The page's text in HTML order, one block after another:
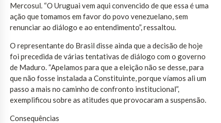
Mercosul. “O Uruguai vem aqui convencido de que essa é uma
ação que tomamos em favor do povo venezuelano, sem
renunciar ao diálogo e ao entendimento”, ressaltou.
O representante do Brasil disse ainda que a decisão de hoje
foi precedida de várias tentativas de diálogo com o governo
de Maduro. “Apelamos para que a eleição não se desse, para
que não fosse instalada a Constituinte, porque víamos ali um
passo a mais no caminho de confronto institucional”,
exemplificou sobre as atitudes que provocaram a suspensão.
Consequências